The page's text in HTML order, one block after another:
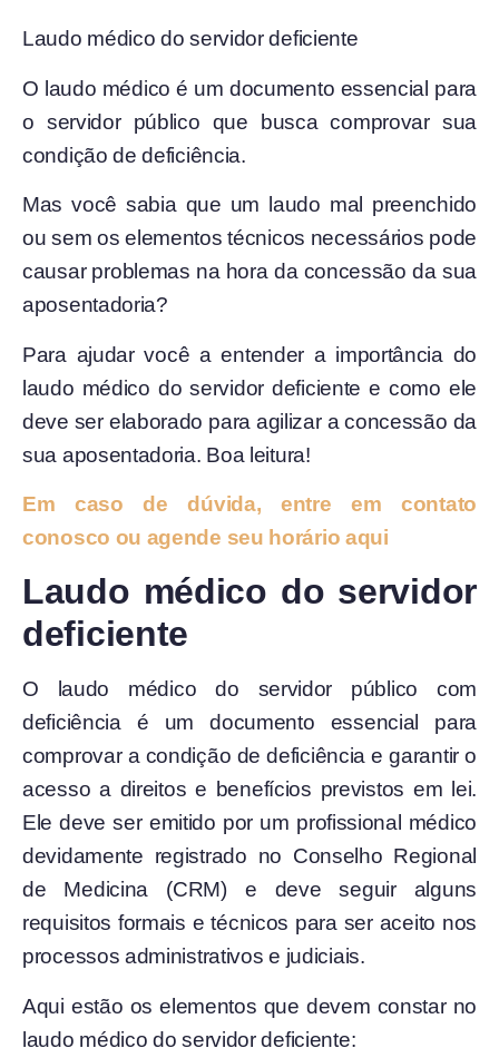
Laudo médico do servidor deficiente
O laudo médico é um documento essencial para
o servidor público que busca comprovar sua
condição de deficiência.
Mas você sabia que um laudo mal preenchido
ou sem os elementos técnicos necessários pode
causar problemas na hora da concessão da sua
aposentadoria?
Para ajudar você a entender a importância do
laudo médico do servidor deficiente e como ele
deve ser elaborado para agilizar a concessão da
sua aposentadoria. Boa leitura!
Em caso de dúvida, entre em contato
conosco ou agende seu horário aqui
Laudo médico do servidor
deficiente
O laudo médico do servidor público com
deficiência é um documento essencial para
comprovar a condição de deficiência e garantir o
acesso a direitos e benefícios previstos em lei.
Ele deve ser emitido por um profissional médico
devidamente registrado no Conselho Regional
de Medicina (CRM) e deve seguir alguns
requisitos formais e técnicos para ser aceito nos
processos administrativos e judiciais.
Aqui estão os elementos que devem constar no
laudo médico do servidor deficiente: